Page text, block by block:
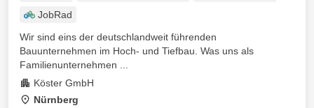
JobRad
Wir sind eins der deutschlandweit führenden
Bauunternehmen im Hoch- und Tiefbau. Was uns als
Familienunternehmen ...
Köster GmbH
Nürnberg